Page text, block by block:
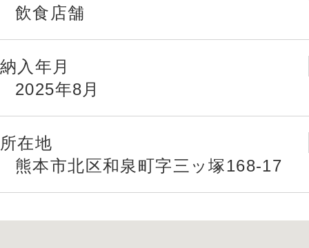
飲食店舗
納入年月
2025年8月
所在地
熊本市北区和泉町字三ッ塚168-17